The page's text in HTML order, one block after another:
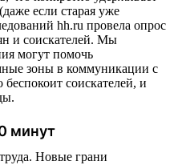
если старая уже
hh.ru провела опрос
и соискателей. Мы
могут помочь
зоны в коммуникации с
соискателей, и
минут